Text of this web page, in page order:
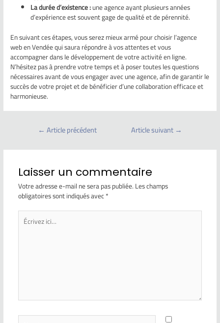
La durée d’existence :une agence ayant plusieurs années
d’expérience est souvent gage de qualité et de pérennité.
En suivant ces étapes, vous serez mieux armé pour choisir l’agence
web en Vendée qui saura répondre à vos attentes et vous
accompagner dans le développement de votre activité en ligne.
N’hésitez pas à prendre votre temps et à poser toutes les questions
nécessaires avant de vous engager avec une agence, afin de garantir le
succès de votre projet et de bénéficier d’une collaboration efficace et
harmonieuse.
← Article précédent Article suivant →
Laisser un commentaire
Votre adresse e-mail ne sera pas publiée.Les champs
obligatoires sont indiqués avec*